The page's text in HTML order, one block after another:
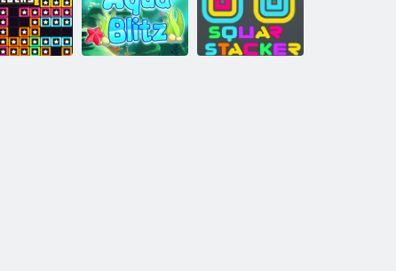
Kabarcık Gemes